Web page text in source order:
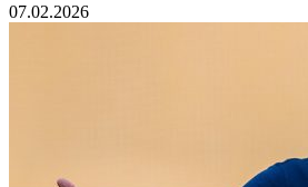
07.02.2026